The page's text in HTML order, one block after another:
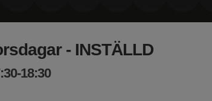
- INSTÄLLD
18:30